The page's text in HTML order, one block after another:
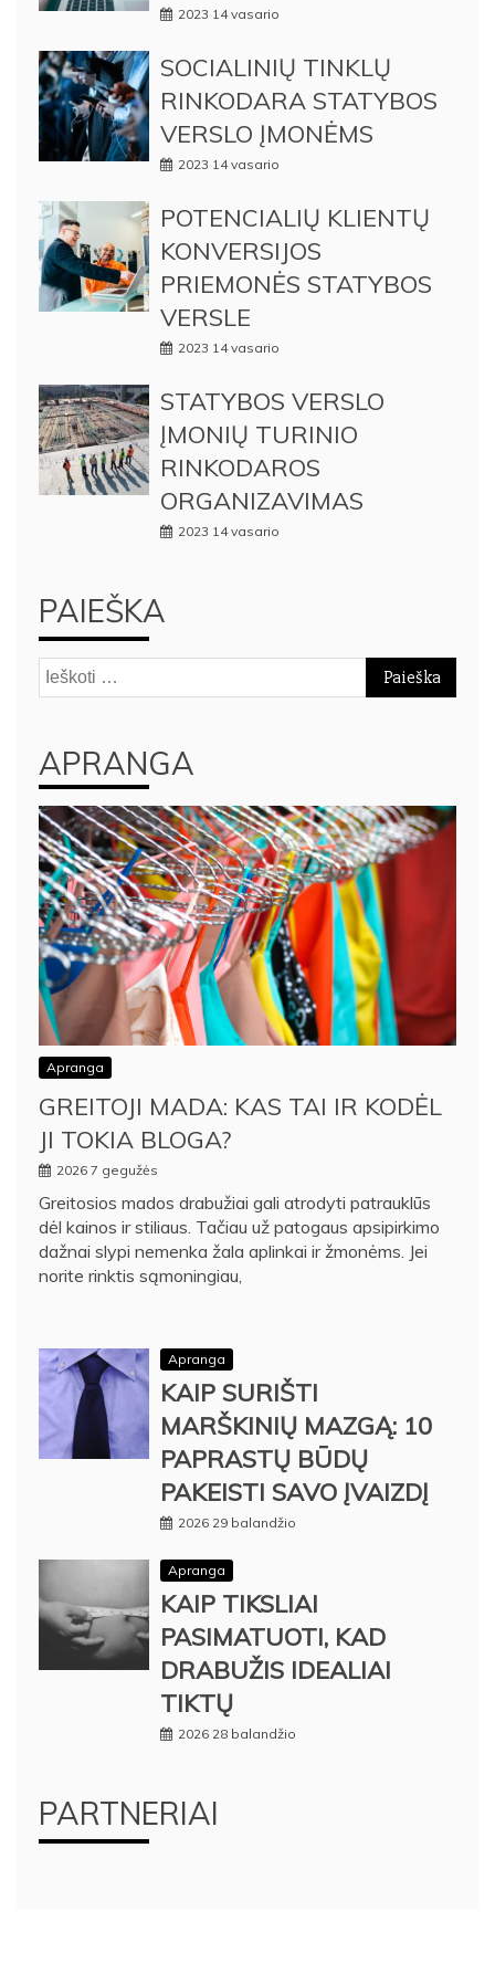
2023 14 vasario
SOCIALINIŲ TINKLŲ
RINKODARA STATYBOS
VERSLO ĮMONĖMS
2023 14 vasario
POTENCIALIŲ KLIENTŲ
KONVERSIJOS
PRIEMONĖS STATYBOS
VERSLE
2023 14 vasario
STATYBOS VERSLO
ĮMONIŲ TURINIO
RINKODAROS
ORGANIZAVIMAS
2023 14 vasario
PAIEŠKA
Ieškoti:
APRANGA
Apranga
GREITOJI MADA: KAS TAI IR KODĖL
JI TOKIA BLOGA?
2026 7 gegužės
Greitosios mados drabužiai gali atrodyti patrauklūs
dėl kainos ir stiliaus. Tačiau už patogaus apsipirkimo
dažnai slypi nemenka žala aplinkai ir žmonėms. Jei
norite rinktis sąmoningiau,
Apranga
KAIP SURIŠTI
MARŠKINIŲ MAZGĄ: 10
PAPRASTŲ BŪDŲ
PAKEISTI SAVO ĮVAIZDĮ
2026 29 balandžio
Apranga
KAIP TIKSLIAI
PASIMATUOTI, KAD
DRABUŽIS IDEALIAI
TIKTŲ
2026 28 balandžio
PARTNERIAI